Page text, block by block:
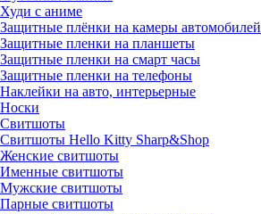
Худи с аниме
Защитные плёнки на камеры автомобилей
Защитные пленки на планшеты
Защитные пленки на смарт часы
Защитные пленки на телефоны
Наклейки на авто, интерьерные
Носки
Свитшоты
Cвитшоты Hello Kitty Sharp&Shop
Женские свитшоты
Именные свитшоты
Мужские свитшоты
Парные свитшоты